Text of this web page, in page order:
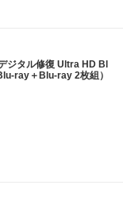
ジタル修復 Ultra HD Bl
ray＋Blu-ray 2枚組）